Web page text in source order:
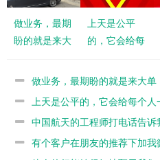
做业务，最期
盼的就是来大
上天是公平
的，它会给每
做业务，最期盼的就是来大单
上天是公平的，它会给每个
中国航天的工程师打电话告
不如8566
有个客户在朋友的推荐下加